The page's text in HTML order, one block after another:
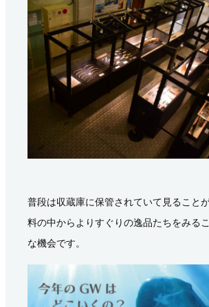
普段は収蔵庫に保管されていて見ること
料の中からよりすぐりの逸品たちをみる
な機会です。